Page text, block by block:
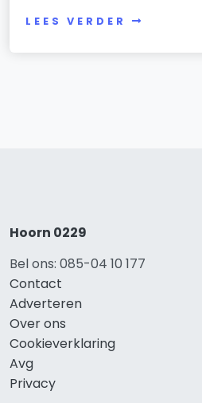
LEES VERDER
Hoorn 0229
Bel ons: 085-04 10 177
Contact
Adverteren
Over ons
Cookieverklaring
Avg
Privacy